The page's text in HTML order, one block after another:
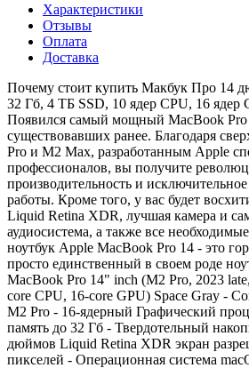
Характеристики
Отзывы
Оплата
Доставка
Почему стоит купить Макбук Про 14
32 Гб, 4 ТБ SSD, 10 ядер CPU, 16 ядер
Появился самый мощный MacBook Pro
существовавших ранее. Благодаря
Pro и M2 Max, разработанным Apple
профессионалов, вы получите
производительность и
работы. Кроме того, у вас будет
Liquid Retina XDR, лучшая камера и
аудиосистема, а также все
ноутбук Apple MacBook Pro 14 - это
просто единственный в своем роде
MacBook Pro 14" inch (M2 Pro, 2023
core CPU, 16-core GPU) Space Gray -
М2 Pro - 16-ядерный Графический
память до 32 Гб - Твердотельный
дюймов Liquid Retina XDR экран
пикселей - Операционная система